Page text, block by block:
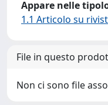
Appare nelle
1.1 Articolo su
File in questo
Non ci sono file